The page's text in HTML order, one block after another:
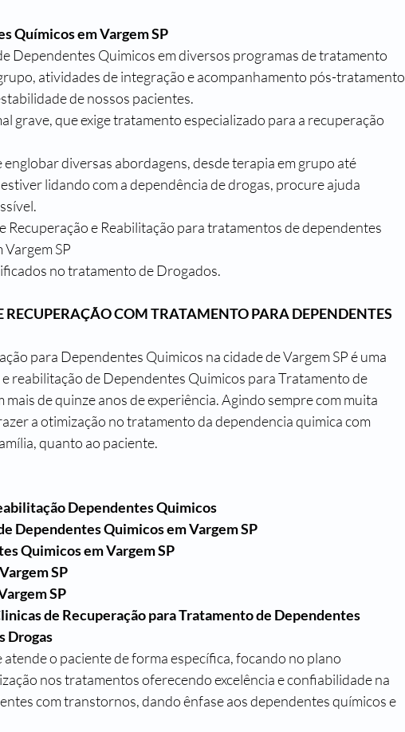
Químicos em Vargem SP
Dependentes Quimicos em diversos programas de tratamento
atividades de integração e acompanhamento pós-tratamento
de nossos pacientes.
grave, que exige tratamento especializado para a recuperação
diversas abordagens, desde terapia em grupo até
lidando com a dependência de drogas, procure ajuda
Recuperação e Reabilitação para tratamentos de dependentes
SP
no tratamento de Drogados.
RECUPERAÇÃO COM TRATAMENTO PARA DEPENDENTES
para Dependentes Quimicos na cidade de Vargem SP é uma
reabilitação de Dependentes Quimicos para Tratamento de
de quinze anos de experiência. Agindo sempre com muita
a otimização no tratamento da dependencia quimica com
quanto ao paciente.
Dependentes Quimicos
Dependentes Quimicos em Vargem SP
Quimicos em Vargem SP
SP
SP
de Recuperação para Tratamento de Dependentes
Drogas
o paciente de forma específica, focando no plano
nos tratamentos oferecendo excelência e confiabilidade na
com transtornos, dando ênfase aos dependentes químicos e